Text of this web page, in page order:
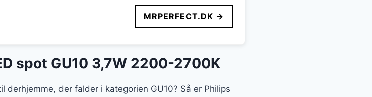
MRPERFECT.DK →
spot GU10 3,7W 2200-2700K
derhjemme, der falder i kategorien GU10? Så er Philips